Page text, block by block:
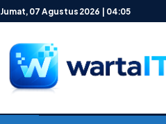
Lewati ke konten
Jumat, 07 Agustus 2026 | 04:05